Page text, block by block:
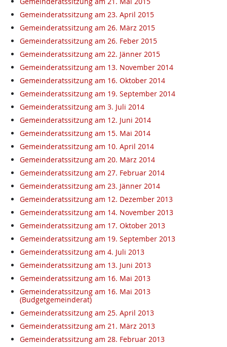
Gemeinderatssitzung am 23. April 2015
Gemeinderatssitzung am 26. März 2015
Gemeinderatssitzung am 26. Feber 2015
Gemeinderatssitzung am 22. Jänner 2015
Gemeinderatssitzung am 13. November 2014
Gemeinderatssitzung am 16. Oktober 2014
Gemeinderatssitzung am 19. September 2014
Gemeinderatssitzung am 3. Juli 2014
Gemeinderatssitzung am 12. Juni 2014
Gemeinderatssitzung am 15. Mai 2014
Gemeinderatssitzung am 10. April 2014
Gemeinderatssitzung am 20. März 2014
Gemeinderatssitzung am 27. Februar 2014
Gemeinderatssitzung am 23. Jänner 2014
Gemeinderatssitzung am 12. Dezember 2013
Gemeinderatssitzung am 14. November 2013
Gemeinderatssitzung am 17. Oktober 2013
Gemeinderatssitzung am 19. September 2013
Gemeinderatssitzung am 4. Juli 2013
Gemeinderatssitzung am 13. Juni 2013
Gemeinderatssitzung am 16. Mai 2013
Gemeinderatssitzung am 16. Mai 2013
(Budgetgemeinderat)
Gemeinderatssitzung am 25. April 2013
Gemeinderatssitzung am 21. März 2013
Gemeinderatssitzung am 28. Februar 2013